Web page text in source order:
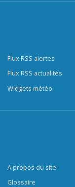
Flux RSS alertes
Flux RSS actualités
Widgets météo
A propos du site
Glossaire